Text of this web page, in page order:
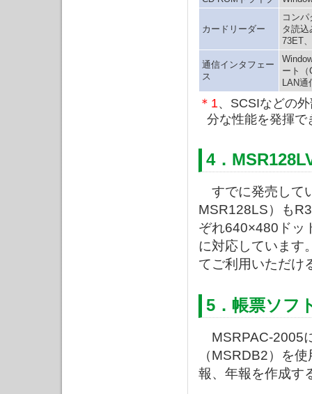
カードリーダー
コン
タ読
73ET
通信インタフェー
ス
ート（
LAN通
＊1、SCSIなどの
分な性能を発揮で
4．
すでに発売して
MSR128LS）も
ぞれ640×480ドッ
に対応しています
てご利用いただけ
5．帳票ソフ
MSRPAC-2005
（MSRDB2）を
報、年報を作成す